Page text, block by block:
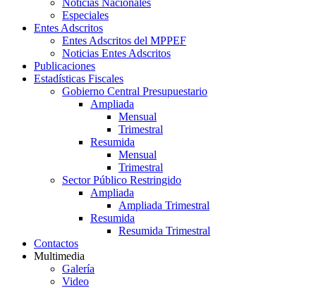
Noticias Nacionales
Especiales
Entes Adscritos
Entes Adscritos del MPPEF
Noticias Entes Adscritos
Publicaciones
Estadísticas Fiscales
Gobierno Central Presupuestario
Ampliada
Mensual
Trimestral
Resumida
Mensual
Trimestral
Sector Público Restringido
Ampliada
Ampliada Trimestral
Resumida
Resumida Trimestral
Contactos
Multimedia
Galería
Video